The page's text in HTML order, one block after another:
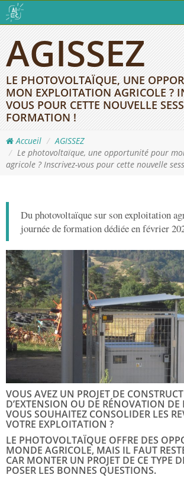
AGISSEZ
LE PHOTOVOLTAÏQUE, UNE
MON EXPLOITATION AGRICOLE ?
VOUS POUR CETTE NOUVELLE
FORMATION !
Accueil
AGISSEZ
Le photovoltaïque, une opportunité pour
agricole ? Inscrivez-vous pour cette nouvelle
Du photovoltaïque sur son exploitation
journée de formation dédiée en février
VOUS AVEZ UN PROJET DE
D’EXTENSION OU DE RÉNOVATION
VOUS SOUHAITEZ CONSOLIDER LES
VOTRE EXPLOITATION ?
LE PHOTOVOLTAÏQUE OFFRE DES
MONDE AGRICOLE, MAIS IL FAUT
CAR MONTER UN PROJET DE CE TYPE
POSER LES BONNES QUESTIONS.